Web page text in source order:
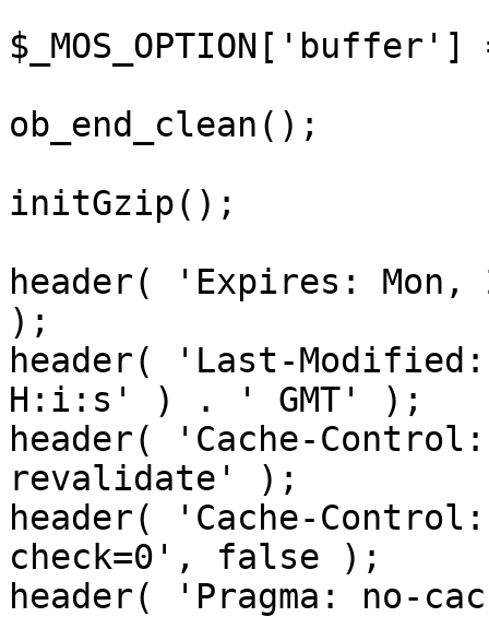
ob_end_clean();
initGzip();
header( 'Expires: Mon,
);
header( 'Last-
H:i:s' ) . ' GMT' );
header( 'Cache-
revalidate' );
header( 'Cache-
check=0', false );
header( 'Pragma: no-